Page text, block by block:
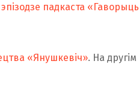
падкаста «Гаворыць
«Янушкевіч». На другім